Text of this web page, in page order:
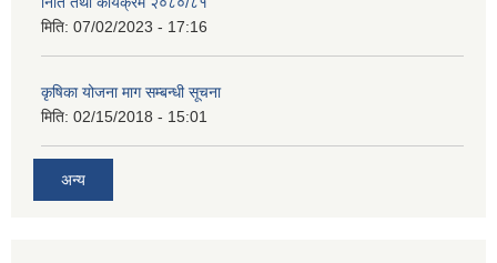
मिति: 07/02/2023 - 17:16
कृषिका योजना माग सम्बन्धी सूचना
मिति: 02/15/2018 - 15:01
अन्य